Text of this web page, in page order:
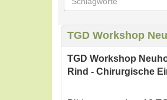
TGD Workshop
TGD Workshop
Rind - Chirurgische